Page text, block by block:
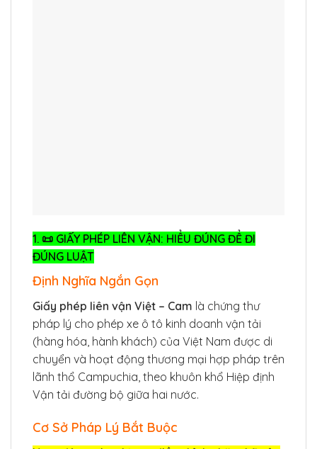
1. 📜 GIẤY PHÉP LIÊN VẬN: HIỂU ĐÚNG ĐỂ ĐI
ĐÚNG LUẬT
Định Nghĩa Ngắn Gọn
Giấy phép liên vận Việt – Cam là chứng thư
pháp lý cho phép xe ô tô kinh doanh vận tải
(hàng hóa, hành khách) của Việt Nam được di
chuyển và hoạt động thương mại hợp pháp trên
lãnh thổ Campuchia, theo khuôn khổ Hiệp định
Vận tải đường bộ giữa hai nước.
Cơ Sở Pháp Lý Bắt Buộc